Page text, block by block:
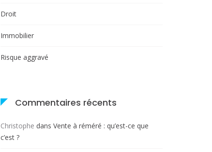
Droit
Immobilier
Risque aggravé
Commentaires récents
Christophe dans Vente à réméré : qu’est-ce que
c’est ?